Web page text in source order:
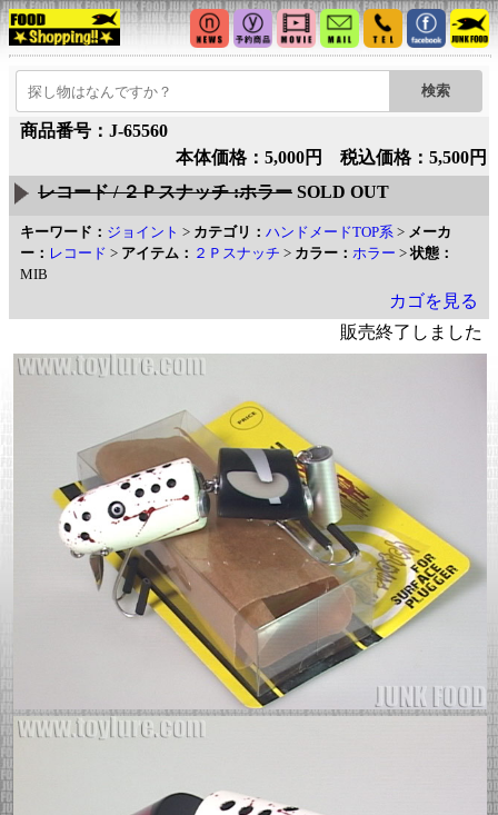
商品番号：J-65560
本体価格：5,000円 税込価格：5,500円
レコード / ２Ｐスナッチ :ホラー SOLD OUT
キーワード： ジョイント > カテゴリ： ハンドメードTOP系 > メーカ
ー： レコード > アイテム： ２Ｐスナッチ > カラー： ホラー >状態：
MIB
カゴを見る
販売終了しました